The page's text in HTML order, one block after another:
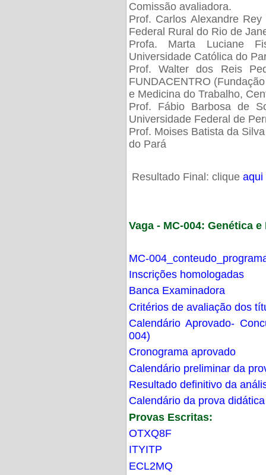
Comissão avaliadora.
Prof. Carlos Alexandre
Federal Rural do Rio de
Profa. Marta Luciane
Universidade Católica do
Prof. Walter dos Reis
FUNDACENTRO
e Medicina do Trabalho,
Prof. Fábio Barbosa de
Universidade Federal de
Prof. Moises Batista da
do Pará
Resultado Final: clique aqui
Vaga - MC-004: Genética
MC-
Inscrições homologadas
Banca Examinadora
Critérios de avaliação dos
Calendário Aprovado-
004)
Cronograma aprovado
Calendário preliminar da
Resultado definitivo da
Calendário da prova didática
Provas Escritas:
OTXQ8F
ITYITP
ECL2MQ